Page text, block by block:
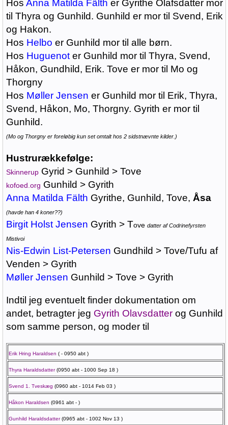
Hos Anna Matilda Fälth er Gyrithe Olafsdatter mor
til Thyra og Gunhild. Gunhild er mor til Svend, Erik
og Hakon.
Hos Helbo er Gunhild mor til alle børn.
Hos Huguenoter Gunhild mor til Thyra, Svend,
Håkon, Gundhild, Erik. Tove er mor til Mo og
Thorgny
Hos Møller Jensen er Gunhild mor til Erik, Thyra,
Svend, Håkon, Mo, Thorgny. Gyrith er mor til
Gunhild.
(Mo og Thorgny er foreløbig kun set omtalt hos 2 sidstnævnte kilder.)
Hustrurækkefølge:
SkinnerupGyrid > Gunhild > Tove
kofoed.org Gunhild > Gyrith
Anna Matilda Fälth Gyrithe, Gunhild, Tove, Åsa
(havde han 4 koner??)
Birgit Holst Jensen Gyrith > Tove datter af Codrinefyrsten
Mistivoi
Nis-Edwin List-Petersen Gundhild > Tove/Tufu af
Venden > Gyrith
Møller Jensen Gunhild > Tove > Gyrith
Indtil jeg eventuelt finder dokumentation om
andet, betragter jeg Gyrith Olavsdatterog Gunhild
som samme person, og moder til
Erik Hring Haraldsen ( - 0950 abt )
Thyra Haraldsdatter(0950 abt - 1000 Sep 18 )
Svend 1. Tveskæg (0960 abt - 1014 Feb 03 )
Håkon Haraldsen (0961 abt - )
Gunhild Haraldsdatter(0965 abt - 1002 Nov 13 )